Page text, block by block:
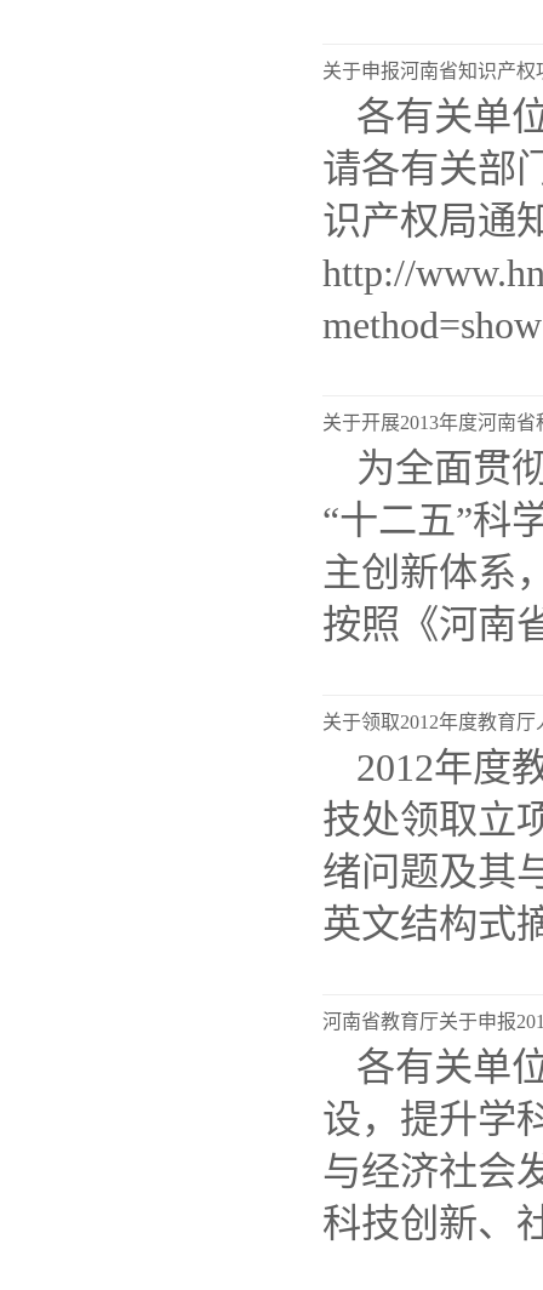
关于申报河南省知识产权
各有关单
请各有关部
识产权局通
http://
关于开展2013年度河南
为全面贯
“十二五”科
主创新体系
按照《河南
关于领取2012年度教育
2012年度
技处领取立
绪问题及其
英文结构式
河南省教育厅关于申报
各有关单
设，提升学
与经济社会
科技创新、